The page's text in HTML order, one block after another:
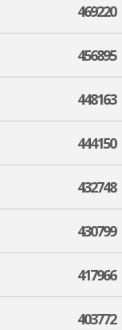
469220
456895
448163
444150
432748
430799
417966
403772